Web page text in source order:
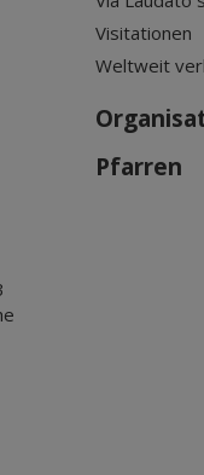
Visitationen
Weltweit
Pfarren